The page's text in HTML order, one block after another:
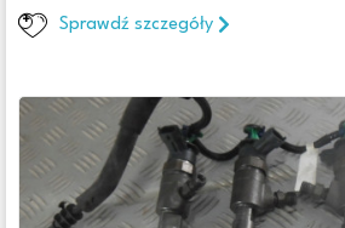
Sprawdź szczegóły